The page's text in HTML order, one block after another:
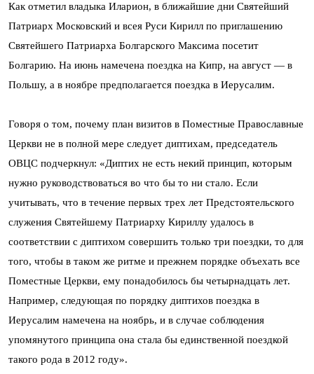
Как отметил владыка Иларион, в ближайшие дни Святейший
Патриарх Московский и всея Руси Кирилл по приглашению
Святейшего Патриарха Болгарского Максима посетит
Болгарию. На июнь намечена поездка на Кипр, на август — в
Польшу, а в ноябре предполагается поездка в Иерусалим.
Говоря о том, почему план визитов в Поместные Православные
Церкви не в полной мере следует диптихам, председатель
ОВЦС подчеркнул: «Диптих не есть некий принцип, которым
нужно руководствоваться во что бы то ни стало. Если
учитывать, что в течение первых трех лет Предстоятельского
служения Святейшему Патриарху Кириллу удалось в
соответствии с диптихом совершить только три поездки, то для
того, чтобы в таком же ритме и прежнем порядке объехать все
Поместные Церкви, ему понадобилось бы четырнадцать лет.
Например, следующая по порядку диптихов поездка в
Иерусалим намечена на ноябрь, и в случае соблюдения
упомянутого принципа она стала бы единственной поездкой
такого рода в 2012 году».